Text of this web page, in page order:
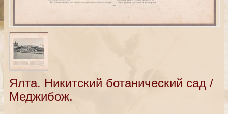
Ялта. Никитский ботанический сад /
Меджибож.